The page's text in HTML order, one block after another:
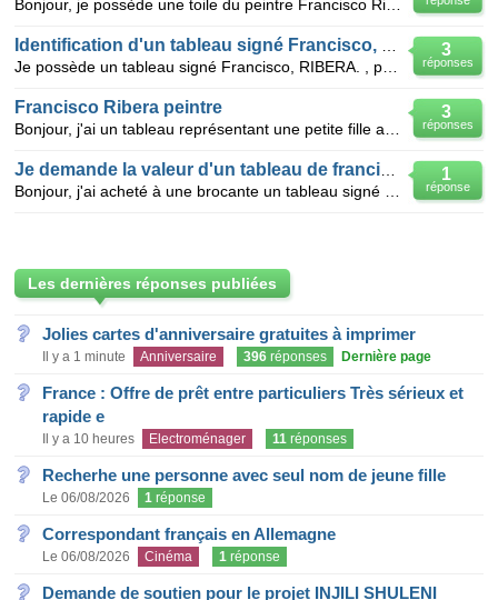
3
réponses
3
réponses
Francisco Ribera peintre
1
réponse
Les dernières réponses publiées
Jolies cartes d'anniversaire gratuites à imprimer
Il y a 1 minute Anniversaire 396 réponses Dernière page
France : Offre de prêt entre particuliers Très sérieux et
rapide e
Il y a 10 heures Electroménager 11 réponses
Recherhe une personne avec seul nom de jeune fille
Le 06/08/2026 1 réponse
Correspondant français en Allemagne
Le 06/08/2026 Cinéma 1 réponse
Demande de soutien pour le projet INJILI SHULENI